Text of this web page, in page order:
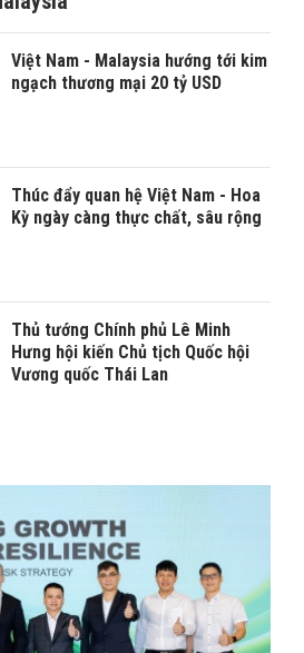
Việt Nam - Malaysia hướng tới kim
ngạch thương mại 20 tỷ USD
Thúc đẩy quan hệ Việt Nam - Hoa
Kỳ ngày càng thực chất, sâu rộng
Thủ tướng Chính phủ Lê Minh
Hưng hội kiến Chủ tịch Quốc hội
Vương quốc Thái Lan